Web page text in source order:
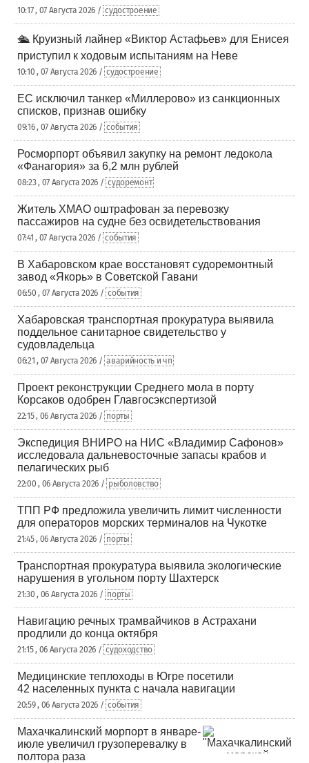
10:17 , 07 Августа 2026 / судостроение
🛳️ Круизный лайнер «Виктор Астафьев» для Енисея
приступил к ходовым испытаниям на Неве
10:10 , 07 Августа 2026 / судостроение
ЕС исключил танкер «Миллерово» из санкционных
списков, признав ошибку
09:16 , 07 Августа 2026 / события
Росморпорт объявил закупку на ремонт ледокола
«Фанагория» за 6,2 млн рублей
08:23 , 07 Августа 2026 / судоремонт
Житель ХМАО оштрафован за перевозку
пассажиров на судне без освидетельствования
07:41 , 07 Августа 2026 / события
В Хабаровском крае восстановят судоремонтный
завод «Якорь» в Советской Гавани
06:50 , 07 Августа 2026 / события
Хабаровская транспортная прокуратура выявила
поддельное санитарное свидетельство у
судовладельца
06:21 , 07 Августа 2026 / аварийность и чп
Проект реконструкции Среднего мола в порту
Корсаков одобрен Главгосэкспертизой
22:15 , 06 Августа 2026 / порты
Экспедиция ВНИРО на НИС «Владимир Сафонов»
исследовала дальневосточные запасы крабов и
пелагических рыб
22:00 , 06 Августа 2026 / рыболовство
ТПП РФ предложила увеличить лимит численности
для операторов морских терминалов на Чукотке
21:45 , 06 Августа 2026 / порты
Транспортная прокуратура выявила экологические
нарушения в угольном порту Шахтерск
21:30 , 06 Августа 2026 / порты
Навигацию речных трамвайчиков в Астрахани
продлили до конца октября
21:15 , 06 Августа 2026 / судоходство
Медицинские теплоходы в Югре посетили
42 населенных пункта с начала навигации
20:59 , 06 Августа 2026 / события
Махачкалинский морпорт в январе-
июле увеличил грузоперевалку в
полтора раза